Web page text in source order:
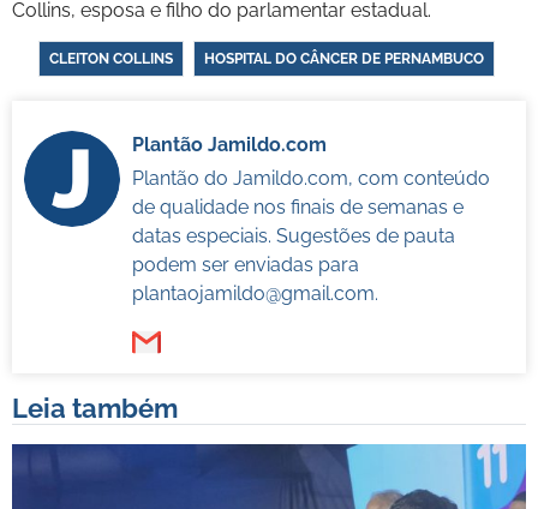
Collins, esposa e filho do parlamentar estadual.
CLEITON COLLINS HOSPITAL DO CÂNCER DE PERNAMBUCO
Plantão Jamildo.com
Plantão do Jamildo.com, com conteúdo
de qualidade nos finais de semanas e
datas especiais. Sugestões de pauta
podem ser enviadas para
plantaojamildo@gmail.com.
Leia também